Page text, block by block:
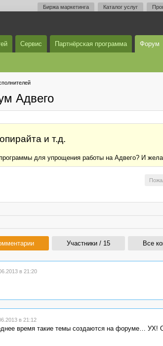
Биржа маркетинга Каталог услуг
Сервис Партнёрская программа Форум
Адвего
и т.д.
программы для упрощения работы на Адвего? И
Участники / 15 Все
в 21:20
в 21:12
время такие темы создаются на форуме… УХ!